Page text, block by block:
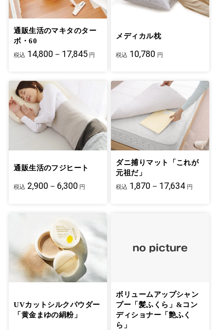
通販生活のマキタのター
ボ・60
税込 14,800－17,845 円
メディカル枕
税込 10,780 円
通販生活のフジヒート
税込 2,900－6,300 円
ダニ捕りマット「これが
元祖だ」
税込 1,870－17,634 円
UVカットシルクパウダー
「黄金まゆの絹粉」
ボリュームアップシャン
プー「髪ふくら」&コン
ディショナー「艶ふく
ら」